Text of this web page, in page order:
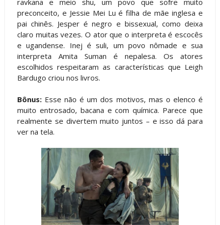
preconceito, e Jessie Mei Lu é filha de mãe inglesa e
pai chinês. Jesper é negro e bissexual, como deixa
claro muitas vezes. O ator que o interpreta é escocês
e ugandense. Inej é suli, um povo nômade e sua
interpreta Amita Suman é nepalesa. Os atores
escolhidos respeitaram as características que Leigh
Bardugo criou nos livros.
Bônus:Esse não é um dos motivos, mas o elenco é
muito entrosado, bacana e com química. Parece que
realmente se divertem muito juntos – e isso dá para
ver na tela.